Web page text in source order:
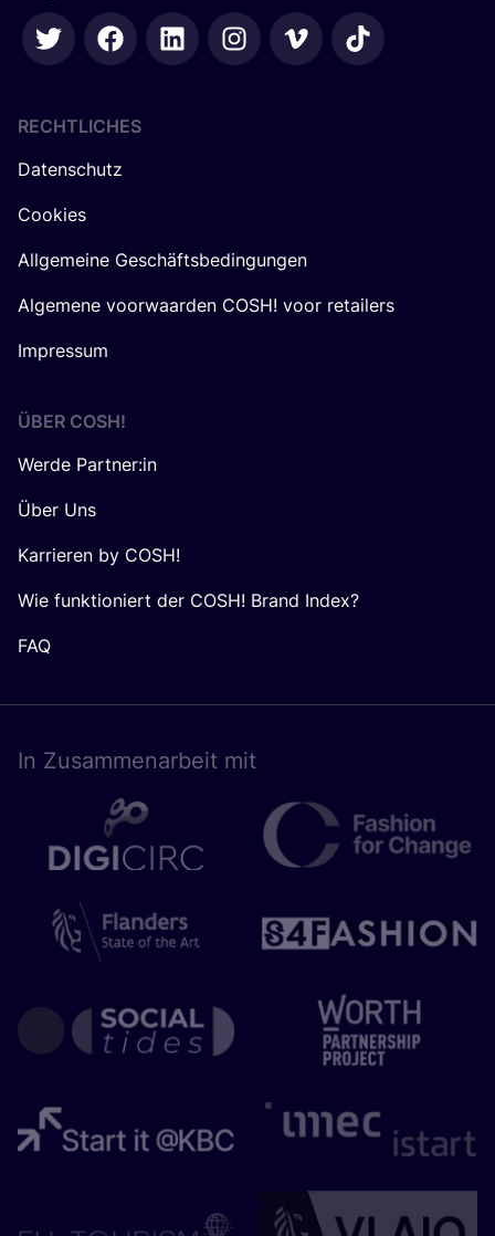
RECHTLICHES
Datenschutz
Cookies
Allgemeine Geschäftsbedingungen
Algemene voorwaarden COSH! voor retailers
Impressum
ÜBER COSH!
Werde Partner:in
Über Uns
Karrieren by COSH!
Wie funktioniert der COSH! Brand Index?
FAQ
In Zusam­men­ar­beit mit